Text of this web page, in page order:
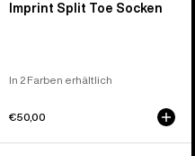
Imprint Split Toe Socken
In 2 Farben erhältlich
€50,00